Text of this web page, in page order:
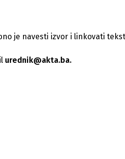
je navesti izvor i linkovati
urednik@akta.ba.